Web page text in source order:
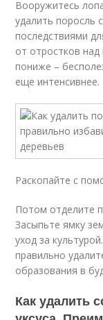
Вооружитесь
удалить поросль
последствиями
от отростков
пониже –
еще интенсивнее.
Раскопайте с
Потом отделите
Засыпьте ямку
уход за
правильно
образования в
Как удалить